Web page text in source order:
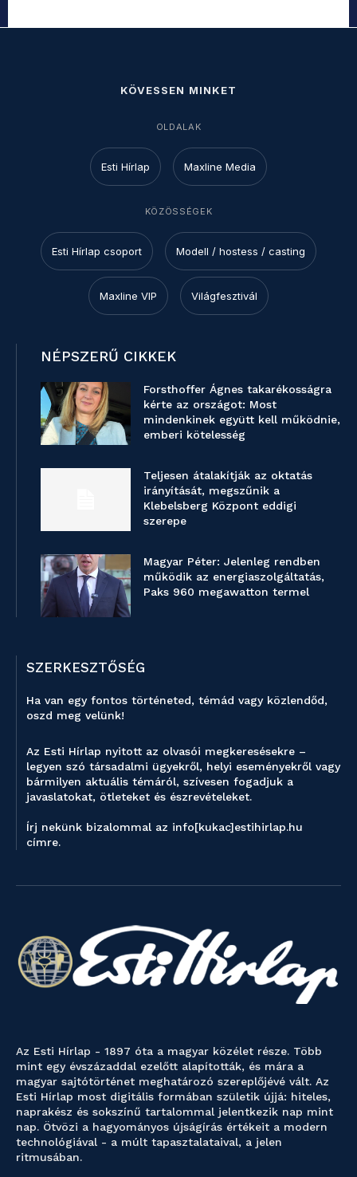
KÖVESSEN MINKET
OLDALAK
Esti Hírlap Maxline Media
KÖZÖSSÉGEK
Esti Hírlap csoport Modell / hostess / casting
Maxline VIP Világfesztivál
NÉPSZERŰ CIKKEK
Forsthoffer Ágnes takarékosságra
kérte az országot: Most
mindenkinek együtt kell működnie,
emberi kötelesség
Teljesen átalakítják az oktatás
irányítását, megszűnik a
Klebelsberg Központ eddigi
szerepe
Magyar Péter: Jelenleg rendben
működik az energiaszolgáltatás,
Paks 960 megawatton termel
SZERKESZTŐSÉG
Ha van egy fontos történeted, témád vagy közlendőd,
oszd meg velünk!
Az Esti Hírlap nyitott az olvasói megkeresésekre –
legyen szó társadalmi ügyekről, helyi eseményekről vagy
bármilyen aktuális témáról, szívesen fogadjuk a
javaslatokat, ötleteket és észrevételeket.
Írj nekünk bizalommal az info[kukac]estihirlap.hu
címre.
Az Esti Hírlap - 1897 óta a magyar közélet része. Több
mint egy évszázaddal ezelőtt alapították, és mára a
magyar sajtótörténet meghatározó szereplőjévé vált. Az
Esti Hírlap most digitális formában születik újjá: hiteles,
naprakész és sokszínű tartalommal jelentkezik nap mint
nap. Ötvözi a hagyományos újságírás értékeit a modern
technológiával - a múlt tapasztalataival, a jelen
ritmusában.